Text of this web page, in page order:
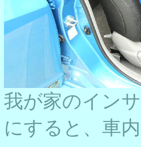
我が家のイン
にすると、車